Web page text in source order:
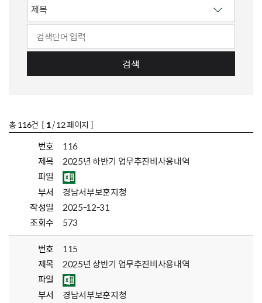
검색
총 116건 [ 1/ 12 페이지 ]
번호
116
제목
2025년 하반기 업무추진비사용내역
파일
부서
경남서부보훈지청
작성일
2025-12-31
조회수
573
번호
115
제목
2025년 상반기 업무추진비사용내역
파일
부서
경남서부보훈지청